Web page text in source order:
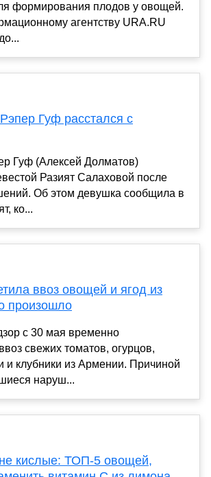
формирования плодов у овощей.
агентству URA.RU
Гуф расстался с
Гуф (Алексей Долматов)
Разият Салаховой после
Об этом девушка сообщила в
ко...
ввоз овощей и ягод из
произошло
с 30 мая временно
свежих томатов, огурцов,
и клубники из Армении. Причиной
наруш...
кислые: ТОП-5 овощей,